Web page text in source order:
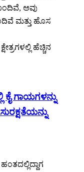
ಅವು
ಮತ್ತು ಹೊಸ
ಹೆಚ್ಚಿನ
ಕೈ ಗಾಯಗಳನ್ನು